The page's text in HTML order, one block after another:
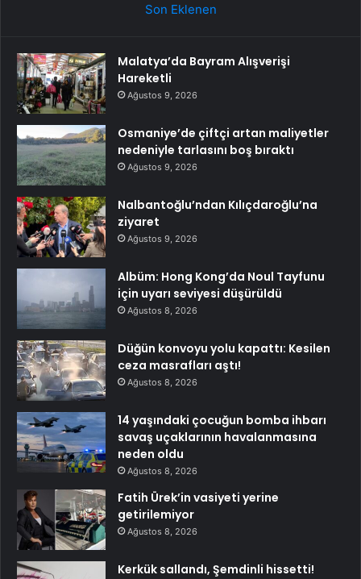
Son Eklenen
Malatya’da Bayram Alışverişi
Hareketli
Ağustos 9, 2026
Osmaniye’de çiftçi artan maliyetler
nedeniyle tarlasını boş bıraktı
Ağustos 9, 2026
Nalbantoğlu’ndan Kılıçdaroğlu’na
ziyaret
Ağustos 9, 2026
Albüm: Hong Kong’da Noul Tayfunu
için uyarı seviyesi düşürüldü
Ağustos 8, 2026
Düğün konvoyu yolu kapattı: Kesilen
ceza masrafları aştı!
Ağustos 8, 2026
14 yaşındaki çocuğun bomba ihbarı
savaş uçaklarının havalanmasına
neden oldu
Ağustos 8, 2026
Fatih Ürek’in vasiyeti yerine
getirilemiyor
Ağustos 8, 2026
Kerkük sallandı, Şemdinli hissetti!